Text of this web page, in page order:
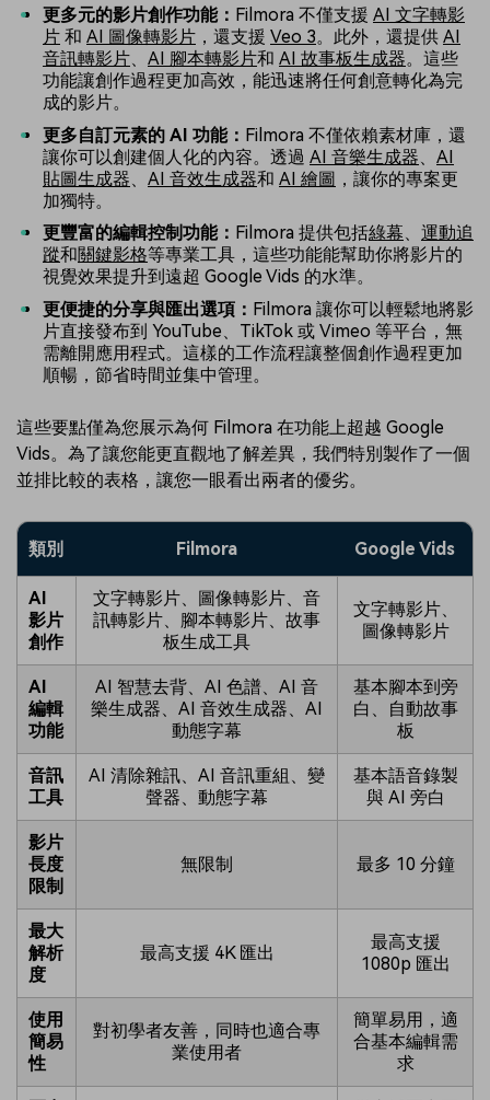
更多元的影片創作功能： Filmora 不僅支援 AI 文字轉影
片 和 AI 圖像轉影片 ，還支援 Veo 3。此外，還提供 AI
音訊轉影片、 AI 腳本轉影片和 AI 故事板生成器。這些
功能讓創作過程更加高效，能迅速將任何創意轉化為完
成的影片。
更多自訂元素的 AI 功能： Filmora 不僅依賴素材庫，還
讓你可以創建個人化的內容。透過 AI 音樂生成器
AI
貼圖生成器
AI 音效生成器和 AI 繪圖 ，讓你的專案更
加獨特。
更豐富的編輯控制功能： Filmora 提供包括綠幕、 運動追
蹤和關鍵影格等專業工具，這些功能能幫助你將影片的
視覺效果提升到遠超 Google Vids 的水準。
更便捷的分享與匯出選項： Filmora 讓你可以輕鬆地將影
片直接發布到 YouTube、TikTok 或 Vimeo 等平台，無
需離開應用程式。這樣的工作流程讓整個創作過程更加
順暢，節省時間並集中管理。
這些要點僅為您展示為何 Filmora 在功能上超越 Google
Vids。為了讓您能更直觀地了解差異，我們特別製作了一個
並排比較的表格，讓您一眼看出兩者的優劣。
類別 Filmora Google Vids
AI
影片
創作
文字轉影片、圖像轉影片、音
訊轉影片、腳本轉影片、故事
板生成工具
文字轉影片、
圖像轉影片
AI
編輯
功能
AI 智慧去背、AI 色譜、AI 音
樂生成器、AI 音效生成器、AI
動態字幕
基本腳本到旁
白、自動故事
板
音訊
工具
AI 清除雜訊、AI 音訊重組、變
聲器、動態字幕
基本語音錄製
與 AI 旁白
影片
長度
限制
無限制 最多 10 分鐘
最大
解析
度
最高支援 4K 匯出
最高支援
1080p 匯出
使用
簡易
性
對初學者友善，同時也適合專
業使用者
簡單易用，適
合基本編輯需
求